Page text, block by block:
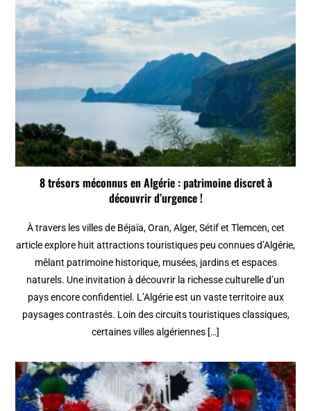
8 trésors méconnus en Algérie : patrimoine discret à
découvrir d’urgence !
À travers les villes de Béjaïa, Oran, Alger, Sétif et Tlemcen, cet
article explore huit attractions touristiques peu connues d’Algérie,
mêlant patrimoine historique, musées, jardins et espaces
naturels. Une invitation à découvrir la richesse culturelle d’un
pays encore confidentiel. L’Algérie est un vaste territoire aux
paysages contrastés. Loin des circuits touristiques classiques,
certaines villes algériennes […]